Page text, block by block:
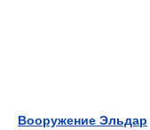
Вооружение Эльдар